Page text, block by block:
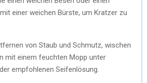
einer weichen Bürste, um Kratzer zu
von Staub und Schmutz, wischen
mit einem feuchten Mopp unter
empfohlenen Seifenlösung.